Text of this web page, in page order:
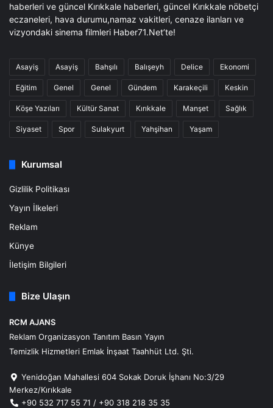
haberleri ve güncel Kırıkkale haberleri, güncel Kırıkkale nöbetçi
eczaneleri, hava durumu,namaz vakitleri, cenaze ilanları ve
vizyondaki sinema filmleri Haber71.Net’te!
Asayiş Asayiş Bahşılı Balışeyh Delice Ekonomi
Eğitim Genel Genel Gündem Karakeçili Keskin
Köşe Yazıları Kültür Sanat Kırıkkale Manşet Sağlık
Siyaset Spor Sulakyurt Yahşihan Yaşam
Kurumsal
Gizlilik Politikası
Yayın İlkeleri
Reklam
Künye
İletişim Bilgileri
Bize Ulaşın
RCM AJANS
Reklam Organizasyon Tanıtım Basın Yayın
Temizlik Hizmetleri Emlak İnşaat Taahhüt Ltd. Şti.
Yenidoğan Mahallesi 604 Sokak Doruk İşhanı No:3/29
Merkez/Kırıkkale
+90 532 717 55 71 / +90 318 218 35 35